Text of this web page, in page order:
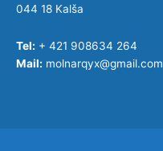
044 18 Kalša
Tel: + 421 908634 264
Mail: molnarqyx@gmail.com